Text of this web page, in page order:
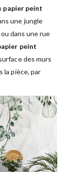
papier peint
une jungle
dans une rue
peint
des murs
la pièce, par